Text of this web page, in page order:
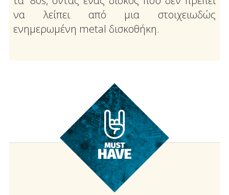
να λείπει από μια στοιχειωδώς
ενημερωμένη metal δισκοθήκη.